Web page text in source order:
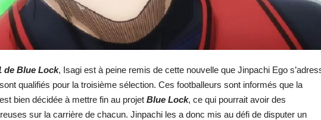
de Blue Lock, Isagi est à peine remis de cette nouvelle que Jinpachi Ego
qualifiés pour la troisième sélection. Ces footballeurs sont informés que la
bien décidée à mettre fin au projet Blue Lock, ce qui pourrait avoir des
sur la carrière de chacun. Jinpachi les a donc mis au défi de disputer un